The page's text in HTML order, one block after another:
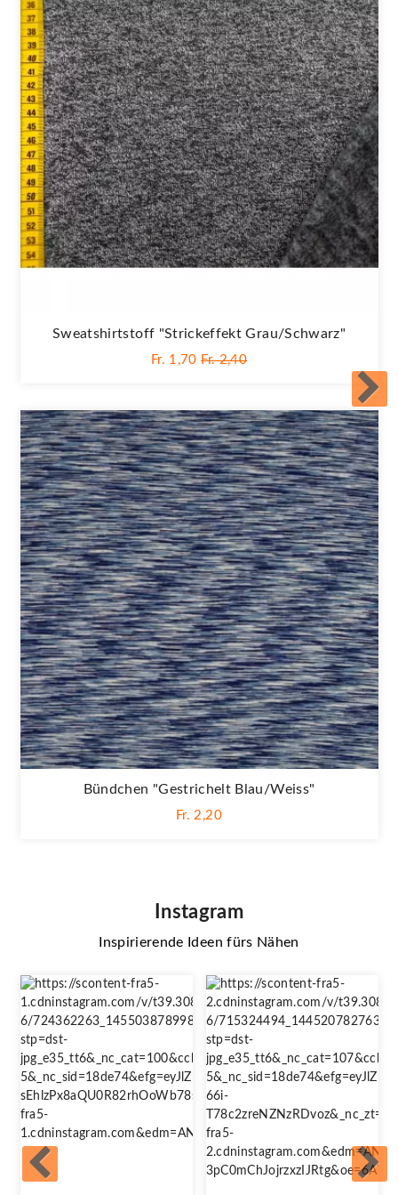
Sweatshirtstoff "Strickeffekt Grau/schwarz"
Fr. 1,70 Fr. 2,40
Bündchen "Gestrichelt Blau/weiss"
Fr. 2,20
Instagram
Inspirierende Ideen fürs Nähen